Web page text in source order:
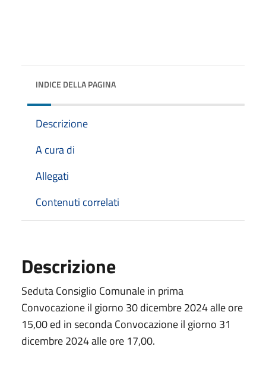
INDICE DELLA PAGINA
Descrizione
A cura di
Allegati
Contenuti correlati
Descrizione
Seduta Consiglio Comunale in prima
Convocazione il giorno 30 dicembre 2024 alle ore
15,00 ed in seconda Convocazione il giorno 31
dicembre 2024 alle ore 17,00.